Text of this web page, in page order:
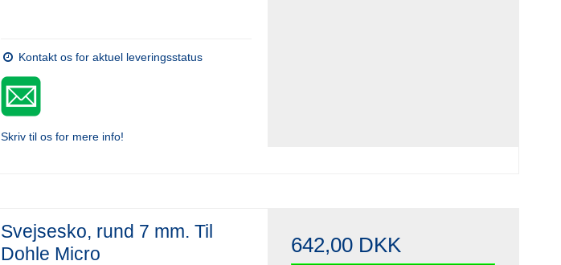
Kontakt os for aktuel leveringsstatus
Skriv til os for mere info!
Svejsesko, rund 7 mm. Til
Dohle Micro
642,00 DKK